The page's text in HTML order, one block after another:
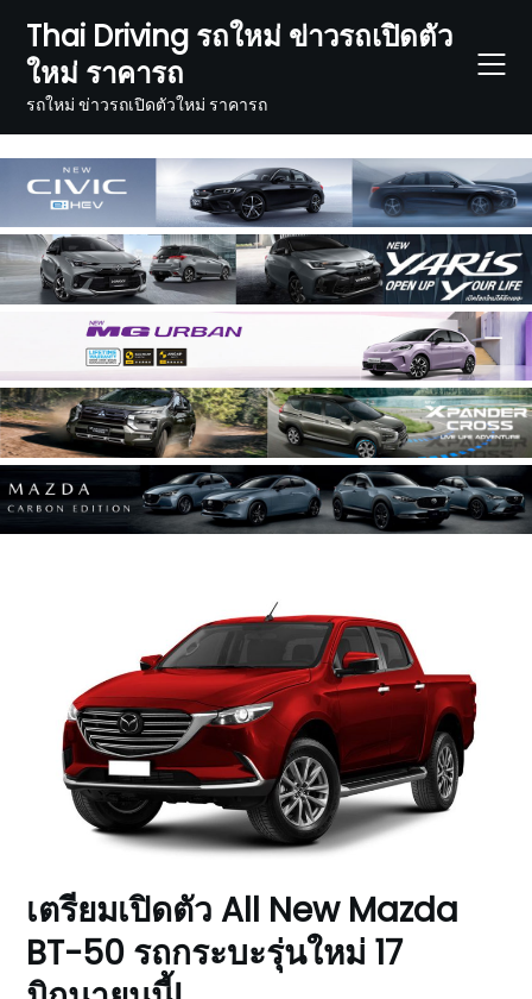
content
Thai Driving รถใหม่ ข่าวรถเปิดตัว
ใหม่ ราคารถ
รถใหม่ ข่าวรถเปิดตัวใหม่ ราคารถ
เตรียมเปิดตัว All New Mazda
BT-50 รถกระบะรุ่นใหม่ 17